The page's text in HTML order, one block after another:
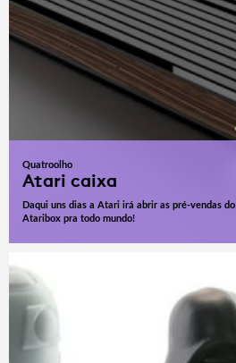
Quatroolho
Atari caixa
Daqui uns dias a Atari irá abrir as pré-vendas do
Ataribox pra todo mundo!